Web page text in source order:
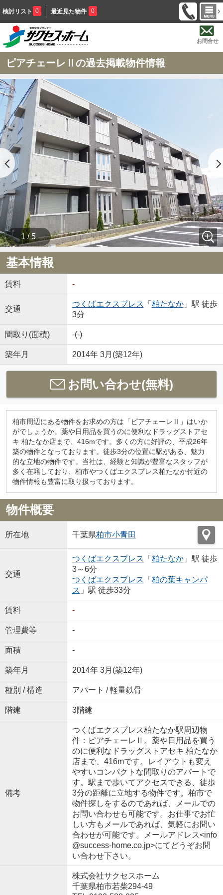
検討リスト 0 最近見た物件 0
お問合せ
ピアチェーレⅡの過去掲載物件情報
1 / 5
基本情報
賃料 -
交通
つくばエクスプレス 「 柏たなか」駅 徒歩
3分
間取り(面積) -(-)
築年月 2014年 3月(築12年)
お問い合わせ(無料)
柏市周辺にある物件をお求めの方は「ピアチェーレⅡ」はいか
がでしょうか。薬や日用品を買うのに便利なドラッグストアセ
キ 柏たなか店まで、416mです。多くの方に好評の、平成26年
築の物件となっております。徒歩3分の位置に駅がある、魅力
的な立地の物件です。当社は、経験と知識が豊富なスタッフが
多く在籍しており、柏市やつくばエクスプレス柏たなか付近の
物件情報も豊富に取り扱っております。
物件概要
所在地 千葉県柏市小青田
交通
つくばエクスプレス 「 柏たなか」駅 徒歩
3～6分
つくばエクスプレス 「 柏の葉キャンパ
ス 」駅 徒歩33分
賃料 -
管理費等 -
面積 -
築年月 2014年 3月(築12年)
種別 / 構造 アパート / 軽量鉄骨
階建 3階建
備考
つくばエクスプレス柏たなか駅周辺物
件：ピアチェーレⅡ。薬や日用品を買う
のに便利なドラッグストアセキ 柏たなか
店まで、416mです。レイアウトも変え
やすいコンパクトな間取りのアパートで
す。駅まで歩いてアクセスできる、徒歩
3分の距離に立地する物件です。柏市で
物件探しをするのであれば、メールでの
お問い合わせも可能です。お仕事でお忙
しい方もメールであれば、気軽にお問い
合わせが可能です。メールアドレス<info
@success-home.co.jp>にてどうぞお問
い合わせ下さい。
株式会社サクセスホーム
千葉県柏市若柴294-49